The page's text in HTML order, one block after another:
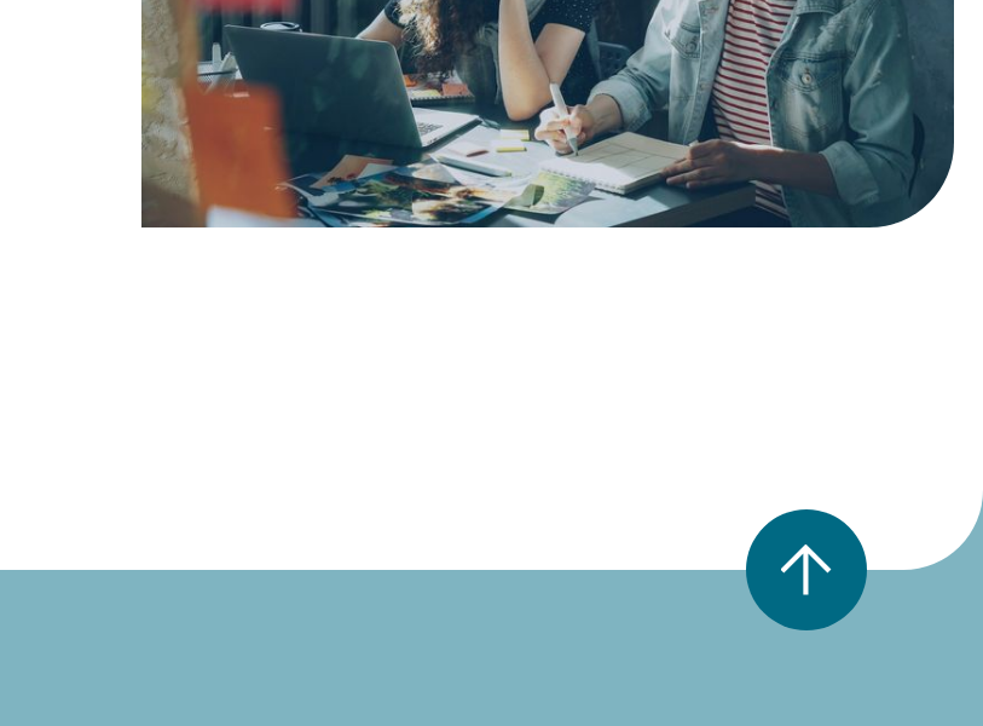
Nach oben scrollen